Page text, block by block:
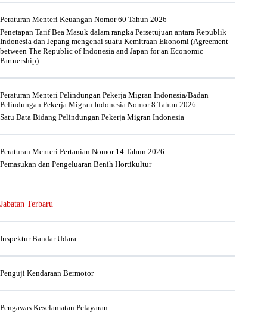
Peraturan Menteri Keuangan Nomor 60 Tahun 2026
Penetapan Tarif Bea Masuk dalam rangka Persetujuan antara Republik
Indonesia dan Jepang mengenai suatu Kemitraan Ekonomi (Agreement
between The Republic of Indonesia and Japan for an Economic
Partnership)
Peraturan Menteri Pelindungan Pekerja Migran Indonesia/Badan
Pelindungan Pekerja Migran Indonesia Nomor 8 Tahun 2026
Satu Data Bidang Pelindungan Pekerja Migran Indonesia
Peraturan Menteri Pertanian Nomor 14 Tahun 2026
Pemasukan dan Pengeluaran Benih Hortikultur
Jabatan Terbaru
Inspektur Bandar Udara
Penguji Kendaraan Bermotor
Pengawas Keselamatan Pelayaran